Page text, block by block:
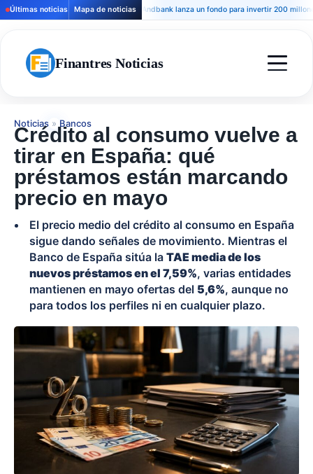
Últimas noticias Mapa de noticiasAndbank lanza un fondo para invertir 200 millones
Finantres Noticias
Noticias » Bancos
Crédito al consumo vuelve a
tirar en España: qué
préstamos están marcando
precio en mayo
El precio medio del crédito al consumo en España
sigue dando señales de movimiento. Mientras el
Banco de España sitúa la TAE media de los
nuevos préstamos en el 7,59%, varias entidades
mantienen en mayo ofertas del 5,6%, aunque no
para todos los perfiles ni en cualquier plazo.